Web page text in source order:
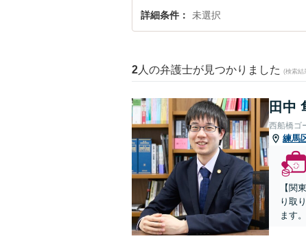
詳細条件 未選択
2 人の弁護士が見つかりました (検索結
田中
西船橋ゴ
練馬
【関
り取
ます。